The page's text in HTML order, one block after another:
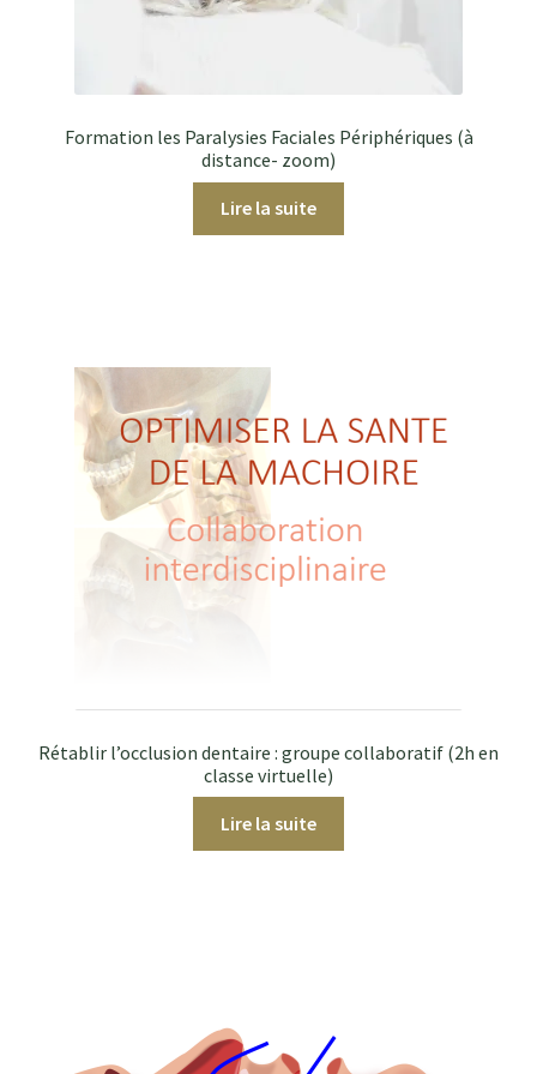
Formation les Paralysies Faciales Périphériques (à
distance- zoom)
Lire la suite
Rétablir l’occlusion dentaire : groupe collaboratif (2h en
classe virtuelle)
Lire la suite